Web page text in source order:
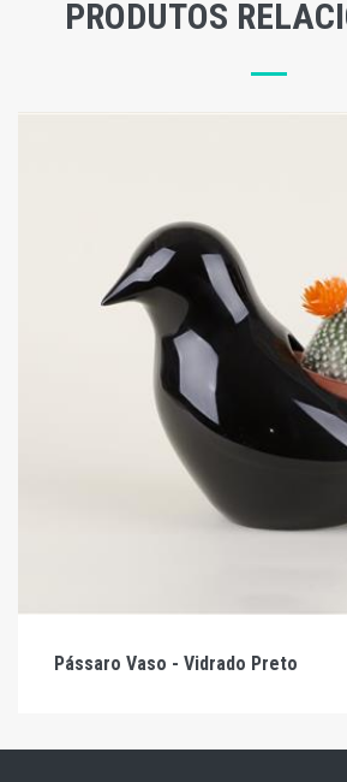
PRODUTOS
Pássaro Vaso - Vidrado Preto